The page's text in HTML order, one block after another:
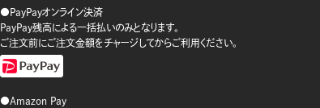
●PayPayオンライン決済
PayPay残高による一括払いのみとなります。
ご注文前にご注文金額をチャージしてからご利用ください。
●Amazon Pay